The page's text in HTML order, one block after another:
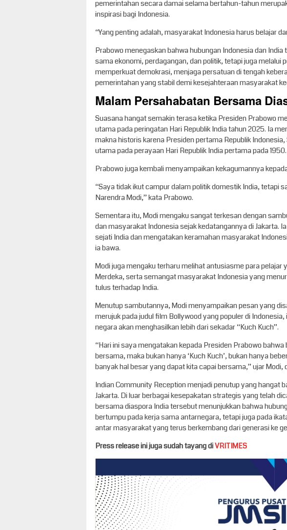
pemerintahan secara damai selama bertahun-tahun
inspirasi bagi Indonesia.
“Yang penting adalah, masyarakat Indonesia harus belajar
Prabowo menegaskan bahwa hubungan Indonesia dan
sama ekonomi, perdagangan, dan politik, tetapi juga melalui
memperkuat demokrasi, menjaga persatuan di tengah
pemerintahan yang stabil demi kesejahteraan masyarakat
Malam Persahabatan Bersama
Suasana hangat semakin terasa ketika Presiden Prabowo
utama pada peringatan Hari Republik India tahun 2025. Ia
makna historis karena Presiden pertama Republik
utama pada perayaan Hari Republik India pertama pada 1950.
Prabowo juga kembali menyampaikan kekagumannya
“Saya tidak ikut campur dalam politik domestik India, tetapi
Narendra Modi,” kata Prabowo.
Sementara itu, Modi mengaku sangat terkesan dengan
dan masyarakat Indonesia sejak kedatangannya di Jakarta.
sejati India dan mengatakan keramahan masyarakat
ia bawa.
Modi juga mengaku terharu melihat antusiasme para
Merdeka, serta semangat masyarakat Indonesia yang
tulus terhadap India.
Menutup sambutannya, Modi menyampaikan pesan yang
merujuk pada judul film Bollywood yang populer di
negara akan menghasilkan lebih dari sekadar “Kuch Kuch”.
“Hari ini saya mengatakan kepada Presiden Prabowo
bersama, maka bukan hanya ‘Kuch Kuch’, bukan hanya
banyak hal besar yang dapat kita capai bersama,” ujar
Indian Community Reception menjadi penutup yang hangat
Jakarta. Di luar berbagai kesepakatan strategis yang telah
bersama diaspora India tersebut menunjukkan bahwa
bertumpu pada kerja sama antarnegara, tetapi juga pada
antar masyarakat yang terus berkembang dari generasi ke
Press release ini juga sudah tayang diVRITIMES